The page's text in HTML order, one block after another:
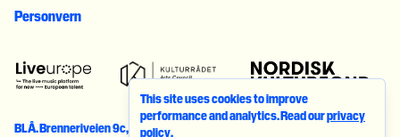
Personvern
BLÅ.Brenneriveien 9c, 0182Oslo . © 2023. All rights reserved
This site uses cookies to improve
performance and analytics. Read ourprivacy
policy.